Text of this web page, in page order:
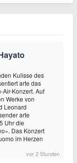
Kulisse des
arte das
Konzert. Auf
Werke von
Leonard
arte
Uhr die
Das Konzert
im Herzen
vor 2 Stunden